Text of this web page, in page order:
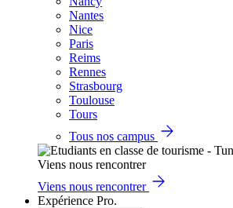
Nantes
Nice
Paris
Reims
Rennes
Strasbourg
Toulouse
Tours
Tous nos campus
Viens nous rencontrer
Viens nous rencontrer
Expérience Pro.